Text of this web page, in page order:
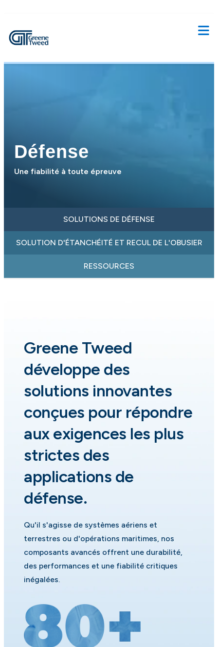
Défense
Une fiabilité à toute épreuve
SOLUTIONS DE DÉFENSE
SOLUTION D'ÉTANCHÉITÉ ET RECUL DE L'OBUSIER
RESSOURCES
Greene Tweed
développe des
solutions innovantes
conçues pour répondre
aux exigences les plus
strictes des
applications de
défense.
Qu'il s'agisse de systèmes aériens et
terrestres ou d'opérations maritimes, nos
composants avancés offrent une durabilité,
des performances et une fiabilité critiques
inégalées.